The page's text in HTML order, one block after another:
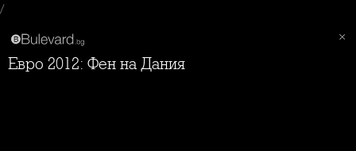
/
Евро 2012: Фен на Дания